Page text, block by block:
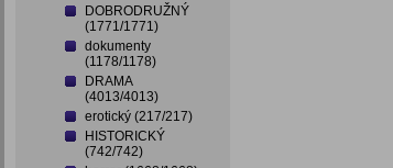
DOBRODRUŽNÝ
(1771/1771)
dokumenty
(1178/1178)
DRAMA
(4013/4013)
erotický (217/217)
HISTORICKÝ
(742/742)